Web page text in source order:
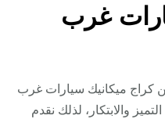
غرب
كراج ميكانيك سيارات غرب
والابتكار، لذلك نقدم